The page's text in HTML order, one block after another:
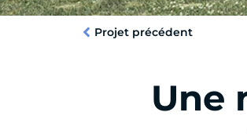
Projet précédent
Une